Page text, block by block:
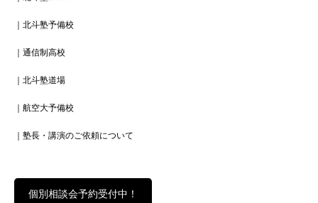
｜北斗塾予備校
｜通信制高校
｜北斗塾道場
｜航空大予備校
｜塾長・講演のご依頼について
個別相談会予約受付中！